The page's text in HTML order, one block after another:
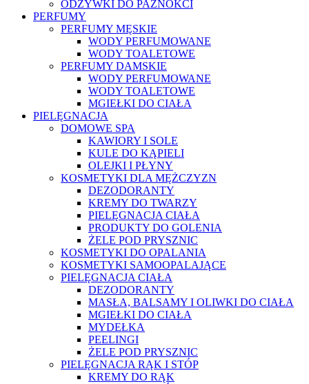
ODŻYWKI DO PAZNOKCI
PERFUMY
PERFUMY MĘSKIE
WODY PERFUMOWANE
WODY TOALETOWE
PERFUMY DAMSKIE
WODY PERFUMOWANE
WODY TOALETOWE
MGIEŁKI DO CIAŁA
PIELĘGNACJA
DOMOWE SPA
KAWIORY I SOLE
KULE DO KĄPIELI
OLEJKI I PŁYNY
KOSMETYKI DLA MĘŻCZYZN
DEZODORANTY
KREMY DO TWARZY
PIELĘGNACJA CIAŁA
PRODUKTY DO GOLENIA
ŻELE POD PRYSZNIC
KOSMETYKI DO OPALANIA
KOSMETYKI SAMOOPALAJĄCE
PIELĘGNACJA CIAŁA
DEZODORANTY
MASŁA, BALSAMY I OLIWKI DO CIAŁA
MGIEŁKI DO CIAŁA
MYDEŁKA
PEELINGI
ŻELE POD PRYSZNIC
PIELĘGNACJA RĄK I STÓP
KREMY DO RĄK